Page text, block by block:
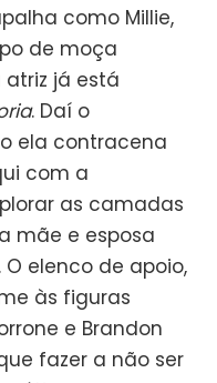
como Millie,
de moça
já está
. Daí o
ela contracena
com a
as camadas
mãe e esposa
elenco de apoio,
às figuras
e Brandon
fazer a não ser